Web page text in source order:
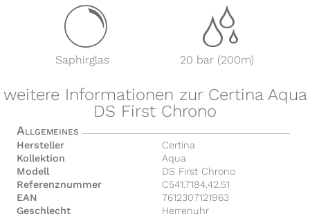
y
Saphirglas
z
20 bar (200m)
weitere Informationen zur Certina Aqua
DS First Chrono
Allgemeines
Hersteller
Certina
Kollektion
Aqua
Modell
DS First Chrono
Referenznummer
C541.7184.42.51
EAN
7612307121963
Geschlecht
Herrenuhr